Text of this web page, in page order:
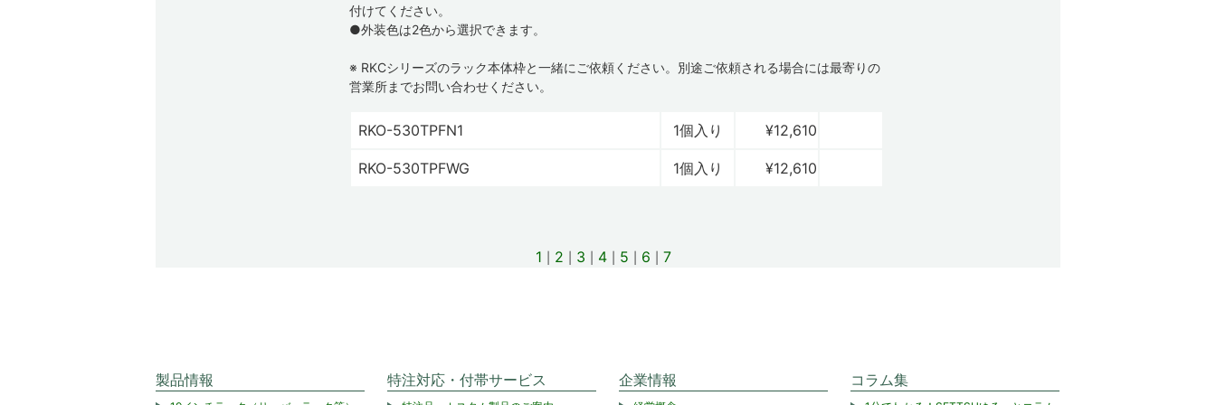
付けてください。
●外装色は2色から選択できます。
※ RKCシリーズのラック本体枠と一緒にご依頼ください。別途ご依頼される場合には最寄りの
営業所までお問い合わせください。
RKO-530TPFN1 1個入り ¥12,610
RKO-530TPFWG 1個入り ¥12,610
1 2 3 4 5 6 7
製品情報 特注対応・付帯サービス 企業情報 コラム集